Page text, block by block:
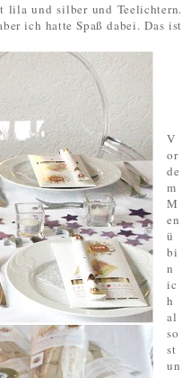
lila und silber und Teelichtern.
ich hatte Spaß dabei. Das ist
V
or
de
m
M
en
ü
bi
n
ic
h
al
so
st
un